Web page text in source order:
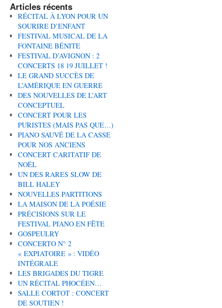
Articles récents
RÉCITAL À LYON POUR UN
SOURIRE D’ENFANT
FESTIVAL MUSICAL DE LA
FONTAINE BÉNITE
FESTIVAL D’AVIGNON : 2
CONCERTS 18 19 JUILLET !
LE GRAND SUCCÈS DE
L’AMÉRIQUE EN GUERRE
DES NOUVELLES DE L’ART
CONCEPTUEL
CONCERT POUR LES
PURISTES (MAIS PAS QUE…)
PIANO SAUVÉ DE LA CASSE
POUR NOS ANCIENS
CONCERT CARITATIF DE
NOËL
UN DES RARES SLOW DE
BILL HALEY
NOUVELLES PARTITIONS
LA MAISON DE LA POÉSIE
PRÉCISIONS SUR LE
FESTIVAL PIANO EN FÊTE
GOSPEULRY
CONCERTO N° 2
« EXPIATOIRE » : VIDÉO
INTÉGRALE
LES BRIGADES DU TIGRE
UN RÉCITAL PHOCÉEN…
SALLE CORTOT : CONCERT
DE SOUTIEN !